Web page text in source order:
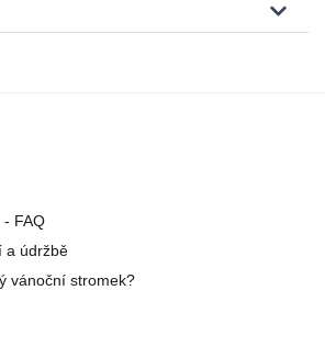
- FAQ
a údržbě
vánoční stromek?